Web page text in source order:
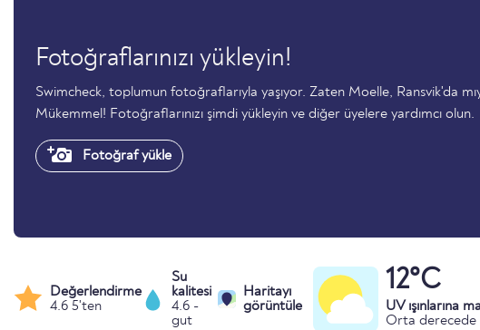
Fotoğraflarınızı yükleyin!
Swimcheck, toplumun fotoğraflarıyla yaşıyor. Zaten Moelle, Ransvik'da
Mükemmel! Fotoğraflarınızı şimdi yükleyin ve diğer üyelere yardımcı olun.
Fotoğraf yükle
Değerlendirme
4.6 5'ten
Su
kalitesi
4.6 -
gut
Haritayı
görüntüle
12°C
UV ışınlarına
Orta derecede